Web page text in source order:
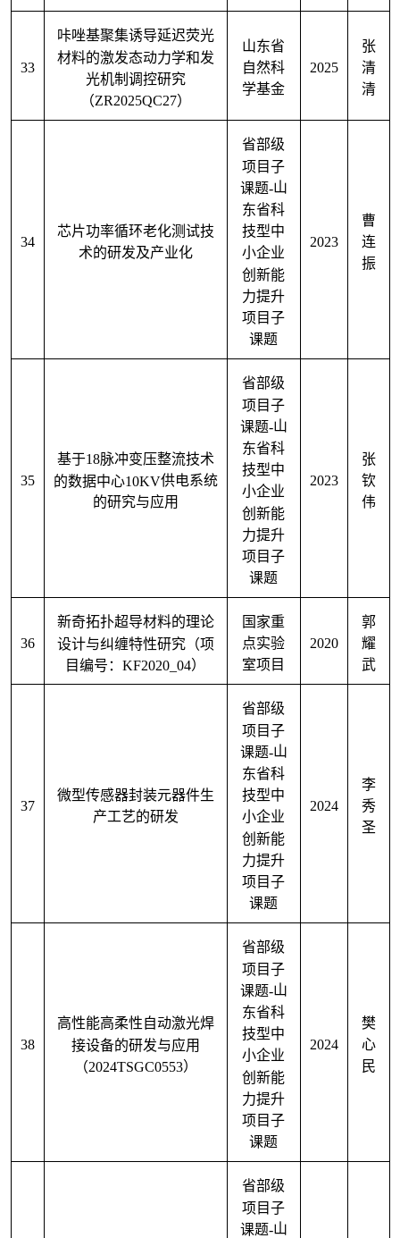
33
咔唑基聚集诱导延迟荧光
材料的激发态动力学和发
光机制调控研究
（ZR2025QC27）
山东省
自然科
学基金
2025
张
清
清
34
芯片功率循环老化测试技
术的研发及产业化
省部级
项目子
课题-山
东省科
技型中
小企业
创新能
力提升
项目子
课题
2023
曹
连
振
35
基于18脉冲变压整流技术
的数据中心10KV供电系统
的研究与应用
省部级
项目子
课题-山
东省科
技型中
小企业
创新能
力提升
项目子
课题
2023
张
钦
伟
36
新奇拓扑超导材料的理论
设计与纠缠特性研究（项
目编号： KF2020_04）
国家重
点实验
室项目
2020
郭
耀
武
37
微型传感器封装元器件生
产工艺的研发
省部级
项目子
课题-山
东省科
技型中
小企业
创新能
力提升
项目子
课题
2024
李
秀
圣
38
高性能高柔性自动激光焊
接设备的研发与应用
（2024TSGC0553）
省部级
项目子
课题-山
东省科
技型中
小企业
创新能
力提升
项目子
课题
2024
樊
心
民
省部级
项目子
课题-山